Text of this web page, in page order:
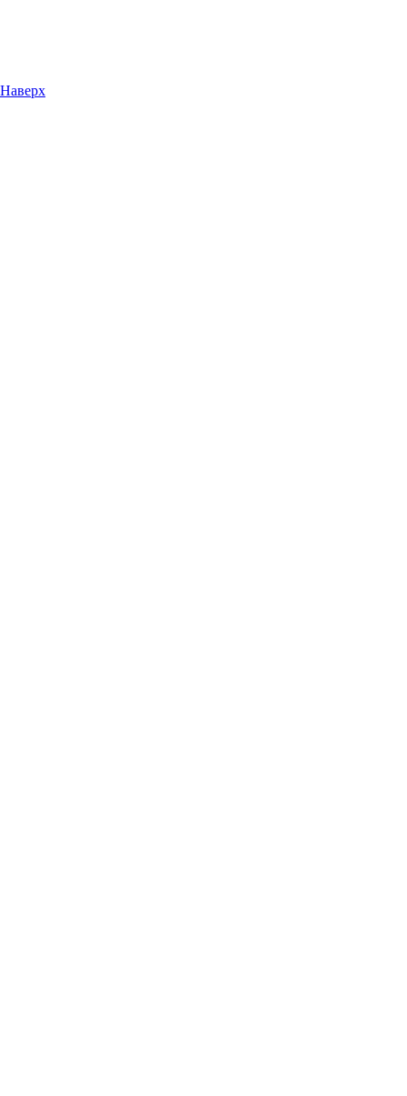
Наверх